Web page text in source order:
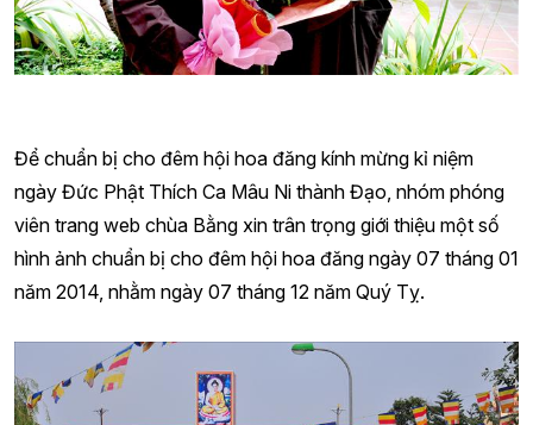
Để chuẩn bị cho đêm hội hoa đăng kính mừng kỉ niệm
ngày Đức Phật Thích Ca Mâu Ni thành Đạo, nhóm phóng
viên trang web chùa Bằng xin trân trọng giới thiệu một số
hình ảnh chuẩn bị cho đêm hội hoa đăng ngày 07 tháng 01
năm 2014, nhằm ngày 07 tháng 12 năm Quý Tỵ.